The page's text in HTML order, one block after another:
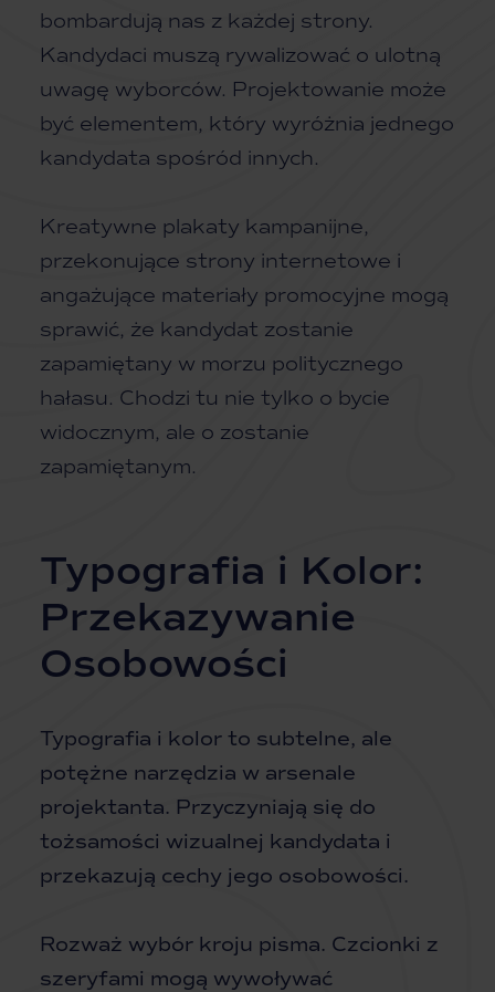
bombardują nas z każdej strony.
Kandydaci muszą rywalizować o ulotną
uwagę wyborców. Projektowanie może
być elementem, który wyróżnia jednego
kandydata spośród innych.
Kreatywne plakaty kampanijne,
przekonujące strony internetowe i
angażujące materiały promocyjne mogą
sprawić, że kandydat zostanie
zapamiętany w morzu politycznego
hałasu. Chodzi tu nie tylko o bycie
widocznym, ale o zostanie
zapamiętanym.
Typografia i Kolor:
Przekazywanie
Osobowości
Typografia i kolor to subtelne, ale
potężne narzędzia w arsenale
projektanta. Przyczyniają się do
tożsamości wizualnej kandydata i
przekazują cechy jego osobowości.
Rozważ wybór kroju pisma. Czcionki z
szeryfami mogą wywoływać